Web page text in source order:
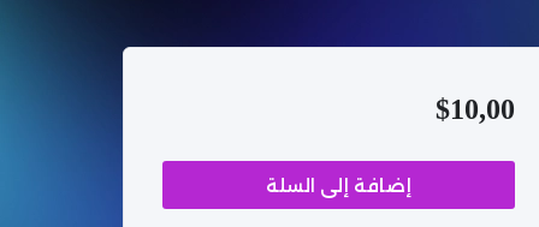
$10,00
إضافة إلى السلة